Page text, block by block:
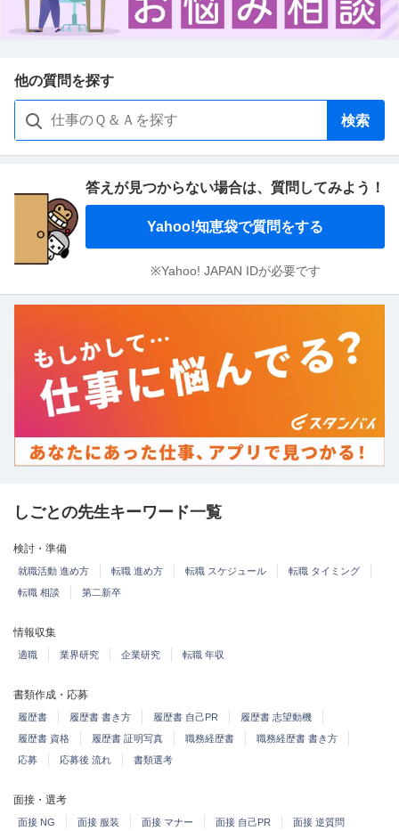
他の質問を探す
検索
答えが見つからない場合は、 質問してみよう！
Yahoo!知恵袋で質問をする
※Yahoo! JAPAN IDが必要です
しごとの先生キーワード一覧
検討・準備
就職活動 進め方 転職 進め方 転職 スケジュール
転職 タイミング
転職 相談
第二新卒
情報収集
適職 業界研究 企業研究 転職 年収
書類作成・応募
履歴書 履歴書 書き方 履歴書 自己PR
履歴書 志望動機
履歴書 資格
履歴書 証明写真 職務経歴書
職務経歴書 書き方
応募
応募後 流れ 書類選考
面接・選考
面接 NG 面接 服装 面接 マナー 面接 自己PR 面接 逆質問